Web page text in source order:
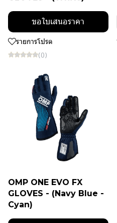
ขอใบเสนอราคา
รายการโปรด
(0)
OMP ONE EVO FX
GLOVES - (Navy Blue -
Cyan)